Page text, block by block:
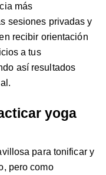
más
sesiones privadas y
recibir orientación
a tus
así resultados
yoga
para tonificar y
pero como